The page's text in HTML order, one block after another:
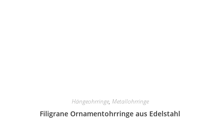
Hängeohrringe, Metallohrringe
Filigrane Ornamentohrringe aus Edelstahl